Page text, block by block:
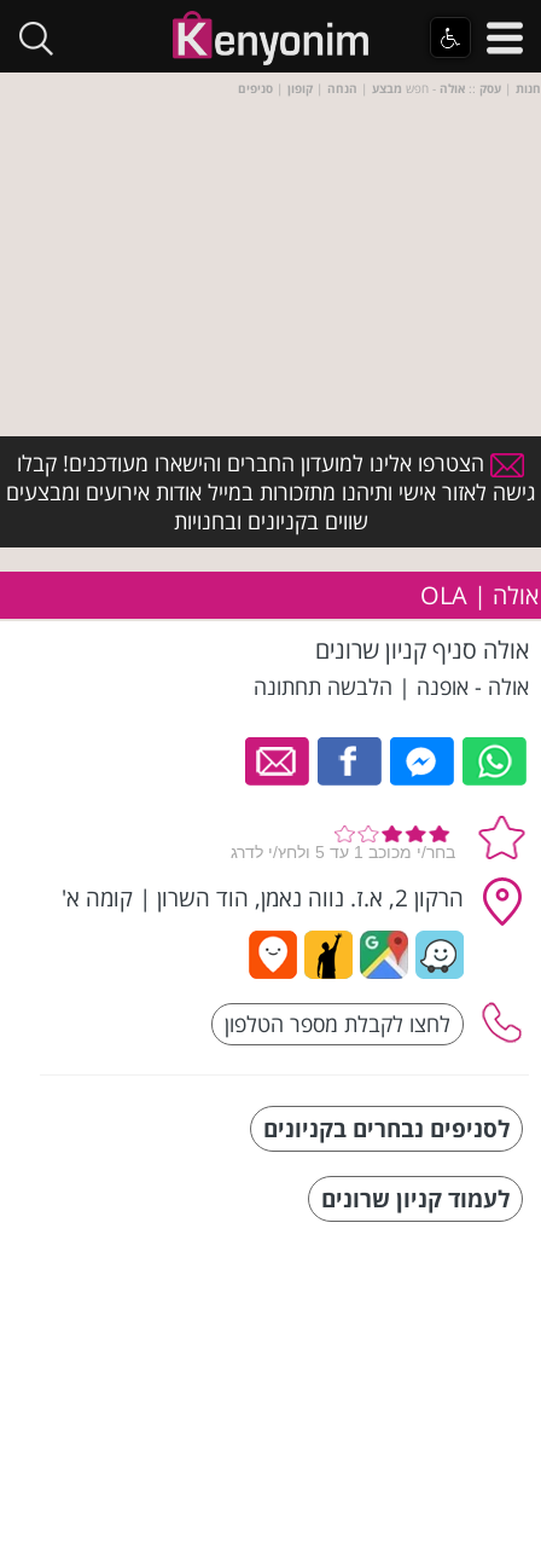
חנות | עסק :: אולה - חפש מבצע | הנחה | קופון | סניפים
הצטרפו אלינו למועדון החברים והישארו מעודכנים! קבלו
גישה לאזור אישי ותיהנו מתזכורות במייל אודות אירועים ומבצעים
שווים בקניונים ובחנויות
אולה | OLA
אולה סניף קניון שרונים
אולה - אופנה | הלבשה תחתונה
הרקון 2, א.ז. נווה נאמן, הוד השרון | קומה א'
לסניפים נבחרים בקניונים
לעמוד קניון שרונים